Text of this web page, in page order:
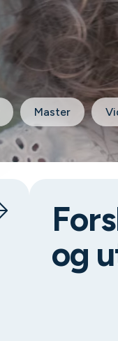
Master
og